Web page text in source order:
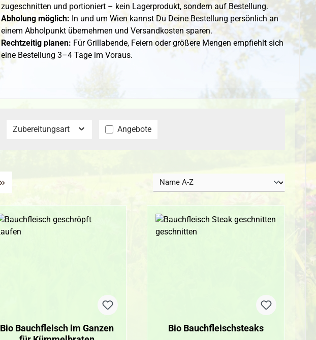
zugeschnitten und portioniert – kein Lagerprodukt, sondern auf Bestellung.
Abholung möglich: In und um Wien kannst Du Deine Bestellung persönlich an
einem Abholpunkt übernehmen und Versandkosten sparen.
Rechtzeitig planen: Für Grillabende, Feiern oder größere Mengen empfiehlt sich
eine Bestellung 3–4 Tage im Voraus.
Zubereitungsart Angebote
Bio Bauchfleisch im Ganzen
Bio Bauchfleischsteaks